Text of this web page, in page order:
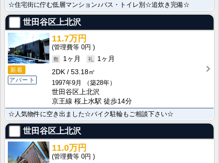
☆住宅街に佇む低層マンション♪バス・トイレ別☆追炊き完備☆
世田谷区上北沢
新着
アパート
11.7万円
0円
1ヶ月
1ヶ月
2DK
53.18㎡
1997年9月
（築28年）
世田谷区上北沢
京王線 桜上水駅 徒歩14分
☆人気物件に空き出ました☆バイク駐輪もご相談下さい☆
世田谷区上北沢
11.0万円
0円